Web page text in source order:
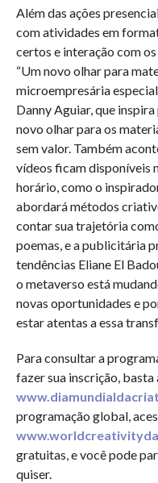
Além das ações
com atividades em
certos e interação com
“Um novo olhar para
microempresária
Danny Aguiar, que
novo olhar para os
sem valor. Também
vídeos ficam disponíveis
horário, como o
abordará métodos
contar sua trajetória
poemas, e a publicitária
tendências Eliane El
o metaverso está
novas oportunidades e
estar atentas a essa
Para consultar a
fazer sua inscrição, basta
programação global,
gratuitas, e você pode
quiser.